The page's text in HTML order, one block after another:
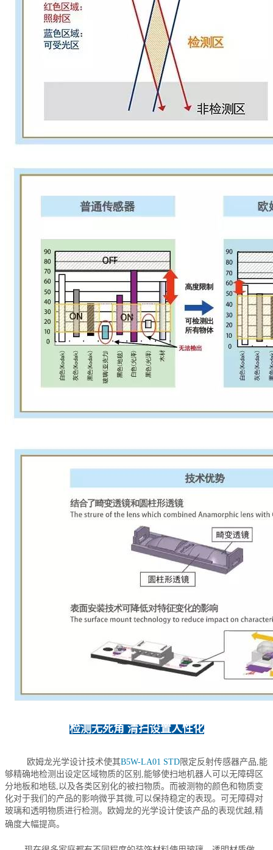
检测无死角 清扫设置人性化
欧姆龙光学设计技术使其B5W-LA01 STD 限定反射传感器产品,能
够精确地检测出设定区域物质的区别,能够使扫地机器人可以无障碍区
分地板和地毯,以及各类区别化的被扫物质。而被测物的颜色和物质变
化对于我们的产品的影响微乎其微,可以保持稳定的表现。可无障碍对
玻璃和透明物质进行检测。欧姆龙的光学设计使该产品的表现优越,精
确度大幅提高。